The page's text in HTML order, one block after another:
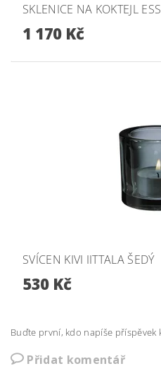
SKLENICE NA KOKTEJL
1 170 Kč
SVÍCEN KIVI IITTALA ŠEDÝ
530 Kč
Buďte první, kdo napíše příspěvek
Přidat komentář